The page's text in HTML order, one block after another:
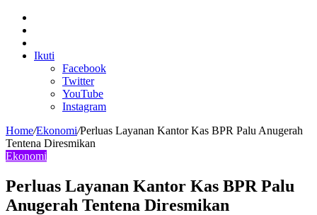
In
Ikuti
Facebook
Twitter
YouTube
Instagram
Home/Ekonomi/Perluas Layanan Kantor Kas BPR Palu Anugerah
Tentena Diresmikan
Ekonomi
Perluas Layanan Kantor Kas BPR Palu
Anugerah Tentena Diresmikan